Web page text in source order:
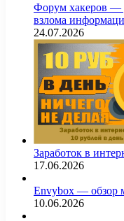
Форум хакеров —
взлома
24.07.2026
Заработок в
17.06.2026
Envybox — обзор
10.06.2026